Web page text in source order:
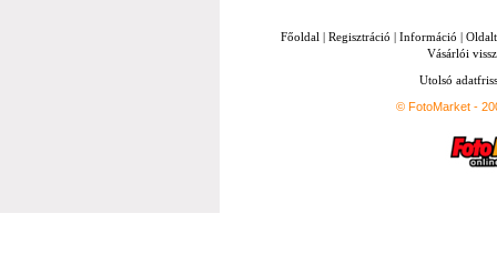
Főoldal | Regisztráció | Információ |
Vásárlói
Utolsó
© FotoMarket -